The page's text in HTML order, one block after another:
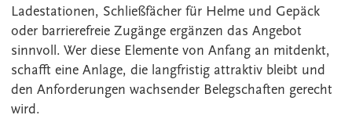
Ladestationen, Schließfächer für Helme und Gepäck
oder barrierefreie Zugänge ergänzen das Angebot
sinnvoll. Wer diese Elemente von Anfang an mitdenkt,
schafft eine Anlage, die langfristig attraktiv bleibt und
den Anforderungen wachsender Belegschaften gerecht
wird.